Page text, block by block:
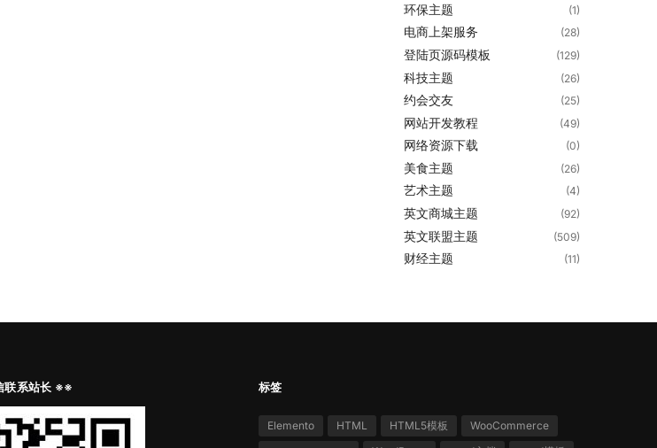
环保主题 (1)
电商上架服务 (28)
登陆页源码模板 (129)
科技主题 (26)
约会交友 (25)
网站开发教程 (49)
网络资源下载 (0)
美食主题 (26)
艺术主题 (4)
英文商城主题 (92)
英文联盟主题 (509)
财经主题 (11)
联系站长 ※※ 标签
Elemento HTML HTML5模板
WooCommerce